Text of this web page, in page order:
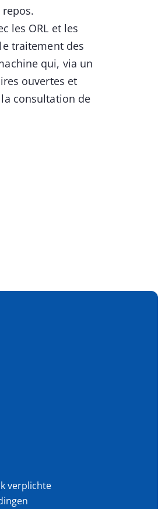
les ORL et les
traitement des
qui, via un
ouvertes et
consultation de
verplichte